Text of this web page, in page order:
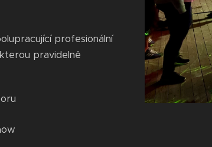
profesionální
pravidelně